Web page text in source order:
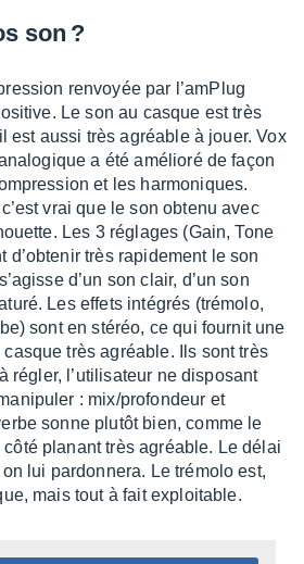
son ?
renvoyée par l’am­Plug
Le son au casque est très
est aussi très agréable à jouer. Vox
a été amélioré de façon
et les harmo­niques.
vrai que le son obtenu avec
Les 3 réglages (Gain, Tone
d’ob­te­nir très rapi­de­ment le son
d’un son clair, d’un son
Les effets inté­grés (trémolo,
sont en stéréo, ce qui four­nit une
très agréable. Ils sont très
régler, l’uti­li­sa­teur ne dispo­sant
: mix/profon­deur et
sonne plutôt bien, comme le
planant très agréable. Le délai
lui pardon­nera. Le trémolo est,
mais tout à fait exploi­table.